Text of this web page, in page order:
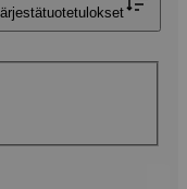
tuotetulokset